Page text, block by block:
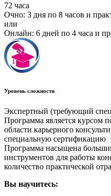
72 часа
Очно: 3 дня по 8 часов и
или
Онлайн: 6 дней по 4 часа и
Уровень сложности
Экспертный (требующий
Программа является курсом
области карьерного
специальную сертификацию
Программа насыщена
инструментов для работы
количество практической
Вы научитесь: